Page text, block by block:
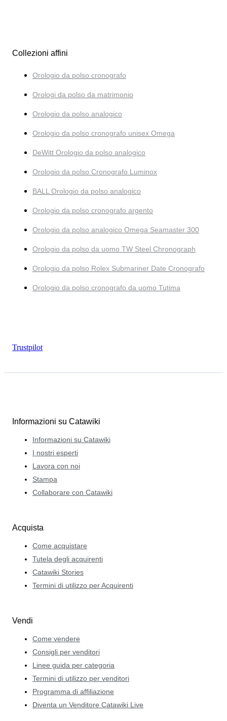
Collezioni affini
Orologio da polso cronografo
Orologi da polso da matrimonio
Orologio da polso analogico
Orologio da polso cronografo unisex Omega
DeWitt Orologio da polso analogico
Orologio da polso Cronografo Luminox
BALL Orologio da polso analogico
Orologio da polso cronografo argento
Orologio da polso analogico Omega Seamaster 300
Orologio da polso da uomo TW Steel Chronograph
Orologio da polso Rolex Submariner Date Cronografo
Orologio da polso cronografo da uomo Tutima
Trustpilot
Informazioni su Catawiki
Informazioni su Catawiki
I nostri esperti
Lavora con noi
Stampa
Collaborare con Catawiki
Acquista
Come acquistare
Tutela degli acquirenti
Catawiki Stories
Termini di utilizzo per Acquirenti
Vendi
Come vendere
Consigli per venditori
Linee guida per categoria
Termini di utilizzo per venditori
Programma di affiliazione
Diventa un Venditore Catawiki Live